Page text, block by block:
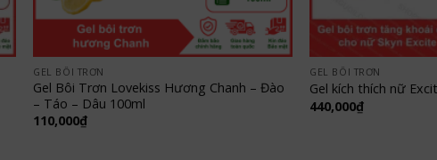
GEL BÔI TRƠN
Gel Bôi Trơn Lovekiss Hương Chanh – Đào
– Táo – Dâu 100ml
110,000₫
GEL BÔI TRƠN
Gel kích thích nữ
440,000₫